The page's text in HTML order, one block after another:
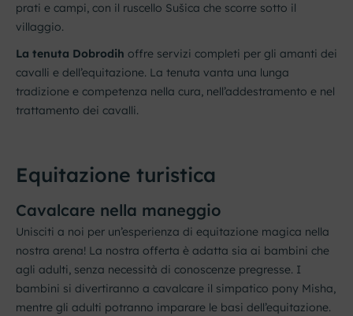
prati e campi, con il ruscello Sušica che scorre sotto il
villaggio.
La tenuta Dobrodih offre servizi completi per gli amanti dei
cavalli e dell’equitazione. La tenuta vanta una lunga
tradizione e competenza nella cura, nell’addestramento e nel
trattamento dei cavalli.
Equitazione turistica
Cavalcare nella maneggio
Unisciti a noi per un’esperienza di equitazione magica nella
nostra arena! La nostra offerta è adatta sia ai bambini che
agli adulti, senza necessità di conoscenze pregresse. I
bambini si divertiranno a cavalcare il simpatico pony Misha,
mentre gli adulti potranno imparare le basi dell’equitazione.